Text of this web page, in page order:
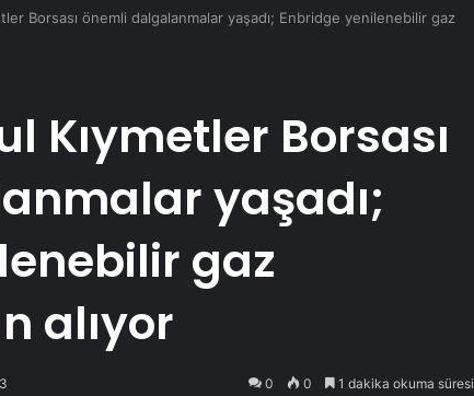
Borsası önemli dalgalanmalar yaşadı; Enbridge yenilenebilir gaz
Kıymetler Borsası
yaşadı;
gaz
alıyor
0 0 1 dakika okuma süresi